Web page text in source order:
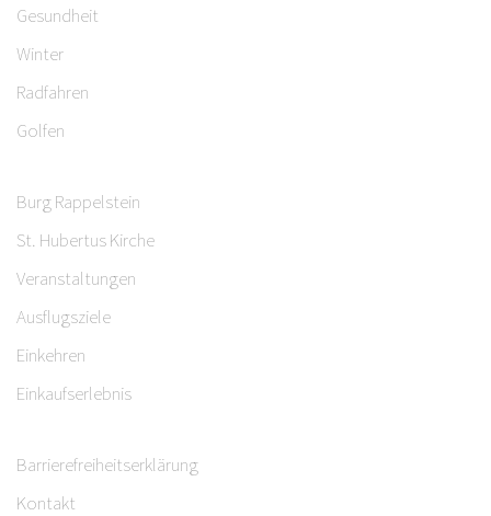
Gesundheit
Winter
Radfahren
Golfen
Burg Rappelstein
St. Hubertus Kirche
Veranstaltungen
Ausflugsziele
Einkehren
Einkaufserlebnis
Barrierefreiheitserklärung
Kontakt